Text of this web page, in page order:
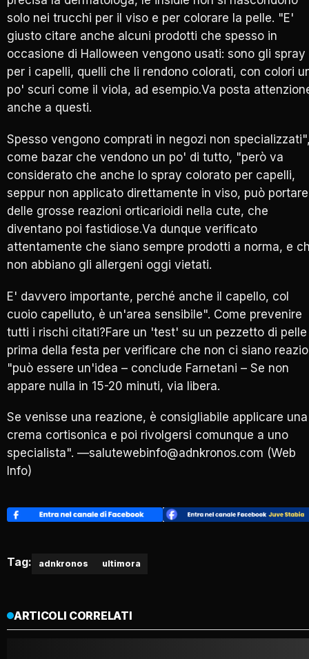
solo nei trucchi per il viso e per colorare la pelle. "E'
giusto citare anche alcuni prodotti che spesso in
occasione di Halloween vengono usati: sono gli spray
per i capelli, quelli che li rendono colorati, con colori
po' scuri come il viola, ad esempio.Va posta
anche a questi.
Spesso vengono comprati in negozi non
come bazar che vendono un po' di tutto, "però va
considerato che anche lo spray colorato per capelli,
seppur non applicato direttamente in viso, può portare
delle grosse reazioni orticarioidi nella cute, che
diventano poi fastidiose.Va dunque verificato
attentamente che siano sempre prodotti a norma, e
non abbiano gli allergeni oggi vietati.
E' davvero importante, perché anche il capello, col
cuoio capelluto, è un'area sensibile". Come prevenire
tutti i rischi citati?Fare un 'test' su un pezzetto di pelle
prima della festa per verificare che non ci siano
"può essere un'idea – conclude Farnetani – Se non
appare nulla in 15-20 minuti, via libera.
Se venisse una reazione, è consigliabile applicare una
crema cortisonica e poi rivolgersi comunque a uno
specialista". —salutewebinfo@adnkronos.com (Web
Info)
Tag: adnkronos ultimora
ARTICOLI CORRELATI